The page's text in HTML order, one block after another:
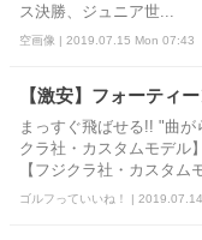
ス決勝、ジュニア世...
空画像 | 2019.07.15 Mon 07:43
【激安】フォーティ
まっすぐ飛ばせる!! "曲
クラ社・カスタムモデル
【フジクラ社・カスタム
ゴルフっていいね！ |